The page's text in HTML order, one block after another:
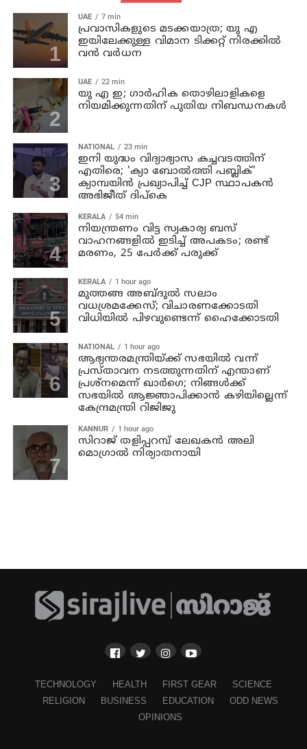
UAE 7 min
പ്രവാസികളുടെ മടക്കയാത്ര; യു എ
ഇയിലേക്കുള്ള വിമാന ടിക്കറ്റ് നിരക്കിൽ
വൻ വർധന
UAE 22 min
യു എ ഇ; ഗാർഹിക തൊഴിലാളികളെ
നിയമിക്കുന്നതിന് പുതിയ നിബന്ധനകൾ
NATIONAL 23 min
ഇനി യുദ്ധം വിദ്യാഭ്യാസ കച്ചവടത്തിന്
എതിരെ; 'ക്യാ ബോൽത്തി പബ്ലിക്'
ക്യാമ്പയിൻ പ്രഖ്യാപിച്ച് CJP സ്ഥാപകൻ
അഭിജീത് ദിപ്കെ
KERALA 54 min
നിയന്ത്രണം വിട്ട സ്വകാര്യ ബസ്
വാഹനങ്ങളില്‍ ഇടിച്ച് അപകടം; രണ്ട്
മരണം, 25 പേർക്ക് പരുക്ക്
KERALA 1 hour ago
മുത്തങ്ങ അബ്ദുല്‍ സലാം
വധശ്രമക്കേസ്; വിചാരണക്കോടതി
വിധിയില്‍ പിഴവുണ്ടെന്ന് ഹൈക്കോടതി
NATIONAL 1 hour ago
ആഭ്യന്തരമന്ത്രിയ്ക്ക് സഭയില്‍ വന്ന്
പ്രസ്താവന നടത്തുന്നതിന് എന്താണ്
പ്രശ്‌നമെന്ന് ഖാര്‍ഗെ; നിങ്ങള്‍ക്ക്
സഭയില്‍ ആജ്ഞാപിക്കാന്‍ കഴിയില്ലെന്ന്
കേന്ദ്രമന്ത്രി റിജിജു
KANNUR 1 hour ago
സിറാജ് തളിപ്പറമ്പ് ലേഖകൻ അലി
മൊഗ്രാൽ നിര്യാതനായി
TECHNOLOGY HEALTH FIRST GEAR
SCIENCE
RELIGION
BUSINESS EDUCATION
ODD NEWS
OPINIONS